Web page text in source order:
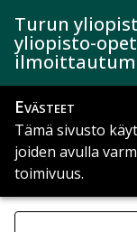
Turun
yliopisto-
Tiedoitteet
Evästeet
Tämä sivusto
joiden avulla
toimivuus.
Haku